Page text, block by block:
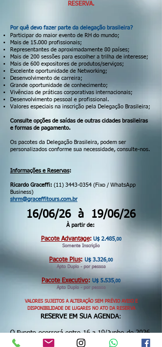
RESERVA.
Por quê devo fazer parte da delegação brasileira?
Participar do maior evento de RH do mundo;
Mais de 15.000 profissionais;
Representantes de aproximadamente 80 países;
Mais de 200 sessões para escolher a trilha de interesse;
Mais de 600 expositores de produtos/serviços;
Excelente oportunidade de Networking;
Desenvolvimento de carreira;
Grande oportunidade de conhecimento;
Vivências de práticas corporativas internacionais;
Desenvolvimento pessoal e profissional.
Valores especiais na inscrição pela Delegação Brasileira;
Consulte opções de saídas de outras cidades brasileiras
e formas de pagamento.
Os pacotes da Delegação Brasileira, podem ser
personalizados conforme sua necessidade, consulte-nos.
Informações e Reservas:
Ricardo Graceffi: (11) 3443-0354 (Fixo / WhatsApp
Business)
shrm@graceffitours.com.br
16/06/26 à 19/06/26
À partir de:
Pacote Advantage: U$ 2.485,00
Somente Inscrição
Pacote Plus: U$ 3.326,00
Apto Duplo - por pessoa
Pacote Executivo: U$ 5.535,00
Apto Duplo - por pessoa
VALORES SUJEITOS A ALTERAÇÃO SEM PRÉVIO AVISO E
DISPONIBILIDADE DE LUGARES NO ATO DA RESERVA
RESERVE EM SUA AGENDA:
O Evento ocorrerá entre 16 a 19/Junho de 2026.
São mais de 20 mil participantes de todo o